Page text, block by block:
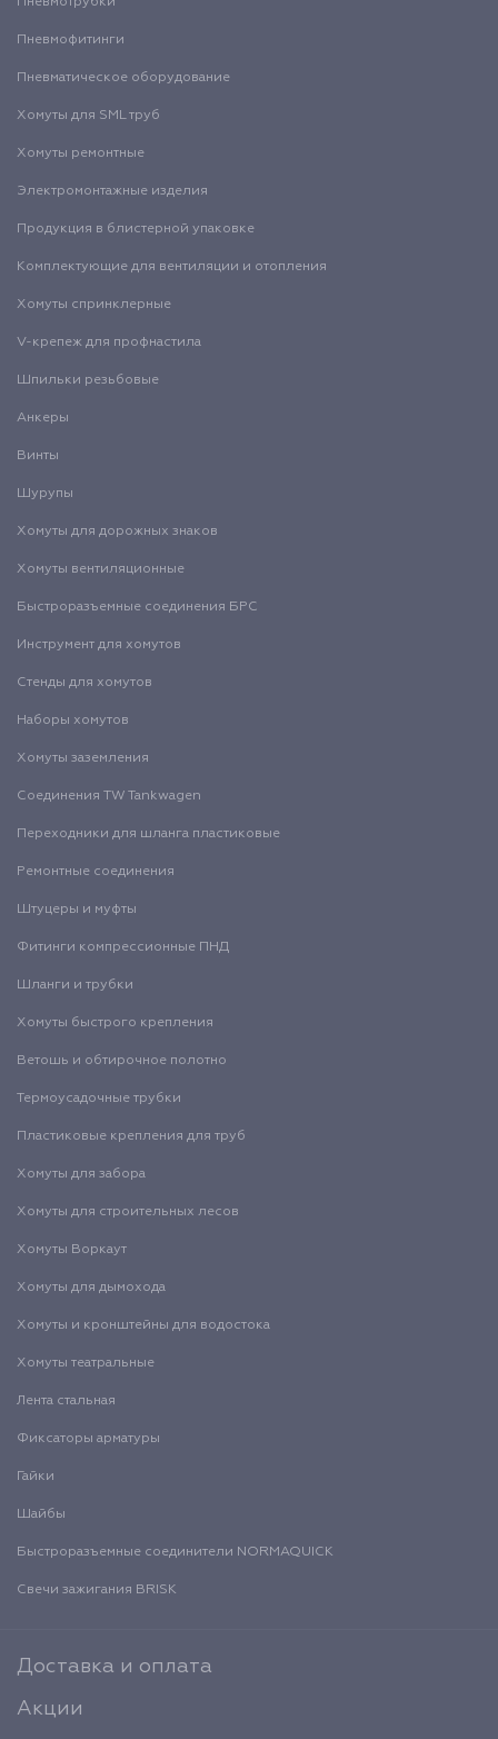
Пневмофитинги
Пневматическое оборудование
Хомуты для SML труб
Хомуты ремонтные
Электромонтажные изделия
Продукция в блистерной упаковке
Комплектующие для вентиляции и отопления
Хомуты спринклерные
V-крепеж для профнастила
Шпильки резьбовые
Анкеры
Винты
Шурупы
Хомуты для дорожных знаков
Хомуты вентиляционные
Быстроразъемные соединения БРС
Инструмент для хомутов
Стенды для хомутов
Наборы хомутов
Хомуты заземления
Соединения TW Tankwagen
Переходники для шланга пластиковые
Ремонтные соединения
Штуцеры и муфты
Фитинги компрессионные ПНД
Шланги и трубки
Хомуты быстрого крепления
Ветошь и обтирочное полотно
Термоусадочные трубки
Пластиковые крепления для труб
Хомуты для забора
Хомуты для строительных лесов
Хомуты Воркаут
Хомуты для дымохода
Хомуты и кронштейны для водостока
Хомуты театральные
Лента стальная
Фиксаторы арматуры
Гайки
Шайбы
Быстроразъемные соединители NORMAQUICK
Свечи зажигания BRISK
Доставка и оплата
Акции